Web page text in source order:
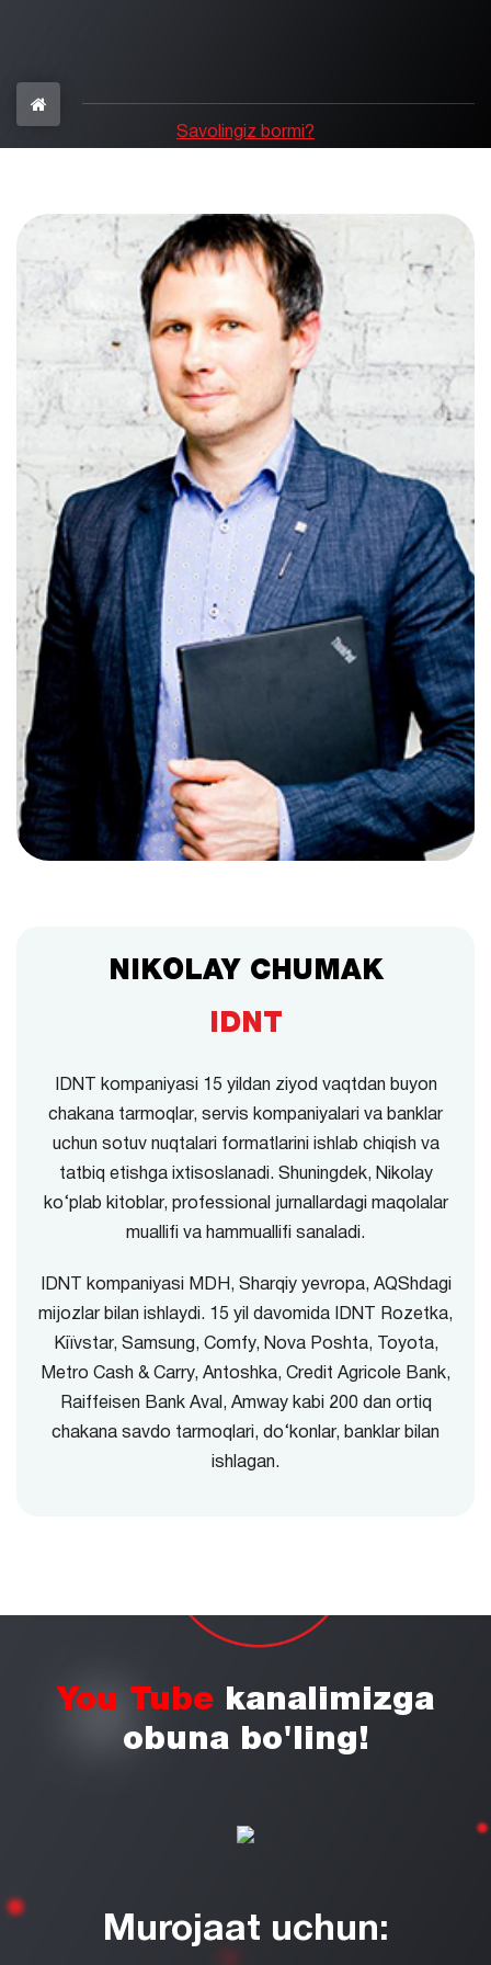
Savolingiz bormi?
NIKOLAY CHUMAK
IDNT
IDNT kompaniyasi 15 yildan ziyod vaqtdan buyon
chakana tarmoqlar, servis kompaniyalari va banklar
uchun sotuv nuqtalari formatlarini ishlab chiqish va
tatbiq etishga ixtisoslanadi. Shuningdek, Nikolay
ko‘plab kitoblar, professional jurnallardagi maqolalar
muallifi va hammuallifi sanaladi.
IDNT kompaniyasi MDH, Sharqiy yevropa, AQShdagi
mijozlar bilan ishlaydi. 15 yil davomida IDNT Rozetka,
Kiїvstar, Samsung, Comfy, Nova Poshta, Toyota,
Metro Cash & Carry, Antoshka, Credit Agricole Bank,
Raiffeisen Bank Aval, Amway kabi 200 dan ortiq
chakana savdo tarmoqlari, do‘konlar, banklar bilan
ishlagan.
You Tube kanalimizga
obuna bo'ling!
Murojaat uchun: